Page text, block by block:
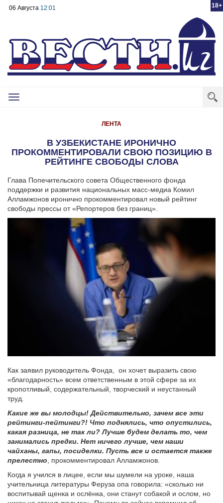
18+
06 Августа 12:01
Toggle
ЛЕНТА
В УЗБЕКИСТАНЕ ИРОНИЧНО
ПРОКОММЕНТИРОВАЛИ СВОЮ ПОЗИЦИЮ В
РЕЙТИНГЕ СВОБОДЫ СЛОВА
Глава Попечительского совета Общественного фонда
поддержки и развития национальных масс-медиа Комил
Алламжонов иронично прокомментировал новый рейтинг
свободы прессы от «Репортеров без границ».
Как заявил руководитель Фонда, он хочет выразить свою
«благодарность» всем ответственным в этой сфере за их
кропотливый, содержательный, творческий и неустанный
труд.
Какие же вы молодцы! Действительно, зачем все эти
рейтинги-пейтинги?! Что поднялись, что опустились,
какая разница, не так ли? Лучше будем делать то, чем
занимались предки. Нет ничего лучше, чем наши
чайханы, гапы, посиделки. Пусть все и остается также
прелестно , прокомментировал Алламжонов.
Когда я учился в лицее, если мы шумели на уроке, наша
учительница литературы Феруза опа говорила: «сколько ни
воспитывай щенка и ослёнка, они станут собакой и ослом, но